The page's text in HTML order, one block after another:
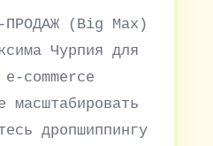
ПРОДАЖ (Big Max)
Чурпия для
commerce
масштабировать
дропшиппингу